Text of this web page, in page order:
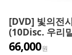
[DVD] 빛의전
(10Disc. 우리
66,000원